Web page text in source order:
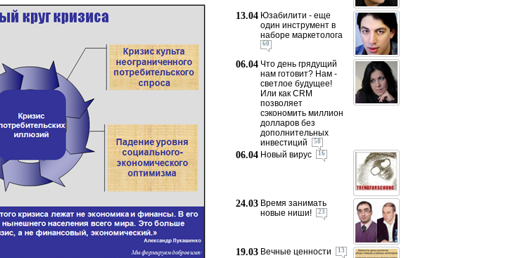
13.04 Юзабилити - еще
один инструмент в
наборе маркетолога
60
06.04 Что день грядущий
нам готовит? Нам -
светлое будущее!
Или как CRM
позволяет
сэкономить миллион
долларов без
дополнительных
инвестиций
58
06.04 Новый вирус 16
24.03 Время занимать
новые ниши!
23
19.03 Вечные ценности 13